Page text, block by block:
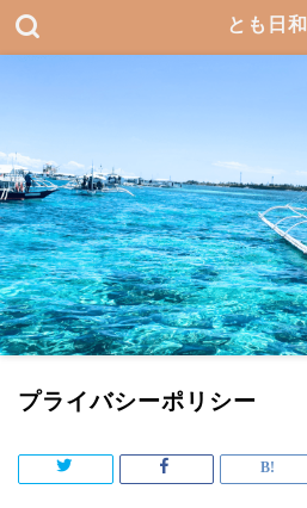
とも日和
プライバシーポリシー